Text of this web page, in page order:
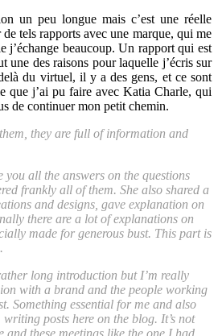
un peu longue mais c’est une réelle
tels rapports avec une marque, qui me
j’échange beaucoup. Un rapport qui est
une des raisons pour laquelle j’écris sur
du virtuel, il y a des gens, et ce sont
que j’ai pu faire avec Katia Charle, qui
de continuer mon petit chemin.
they are full of information and
you all the answers on the questions
frankly all of them. She also shared a
and designs, gave explanation on
there are a lot of explanations on
made for generous bust. This part is
long introduction but I’m really
with a brand and the people working
Something essential for me and also
posts here on the blog. It’s not